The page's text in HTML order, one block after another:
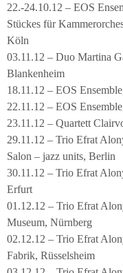
22.-24.10.12 – EOS
Stückes für
Köln
03.11.12 – Duo Martina
Blankenheim
18.11.12 – EOS
22.11.12 – EOS
23.11.12 – Quartett
29.11.12 – Trio Efrat
Salon – jazz units, Berlin
30.11.12 – Trio Efrat
Erfurt
01.12.12 – Trio Efrat
Museum, Nürnberg
02.12.12 – Trio Efrat
Fabrik, Rüsselsheim